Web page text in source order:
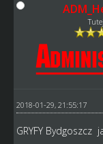
2018-01-29, 21:55:17
GRYFY Bydgoszcz